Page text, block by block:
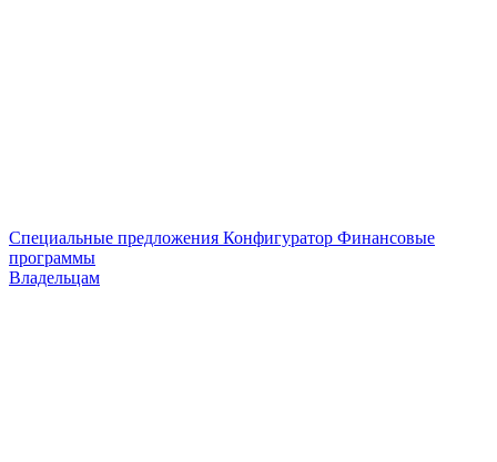
Специальные предложения Конфигуратор Финансовые
программы
Владельцам